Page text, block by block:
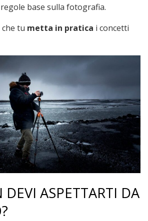
base sulla fotografia.
tu metta in pratica i concetti
ASPETTARTI DA